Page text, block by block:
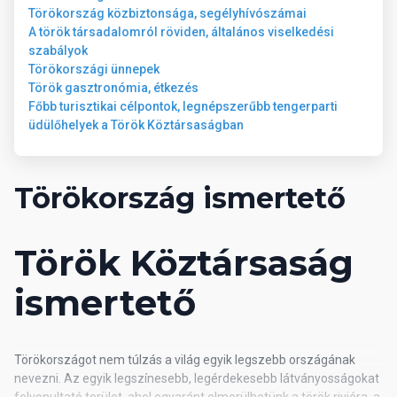
Általános információk
Repülőtértől való távolság: 124 km Legközelebbi város: Alanya
(500 m) Tengerpart: homokos-aprókavicsos Tengerparttól való
Törökország közbiztonsága, segélyhívószámai
A török társadalomról röviden, általános viselkedési
szabályok
Törökországi ünnepek
Török gasztronómia, étkezés
Főbb turisztikai célpontok, legnépszerűbb tengerparti
üdülőhelyek a Török Köztársaságban
Törökország ismertető
Török Köztársaság
ismertető
Törökországot nem túlzás a világ egyik legszebb országának
nevezni. Az egyik legszínesebb, legérdekesebb látványosságokat